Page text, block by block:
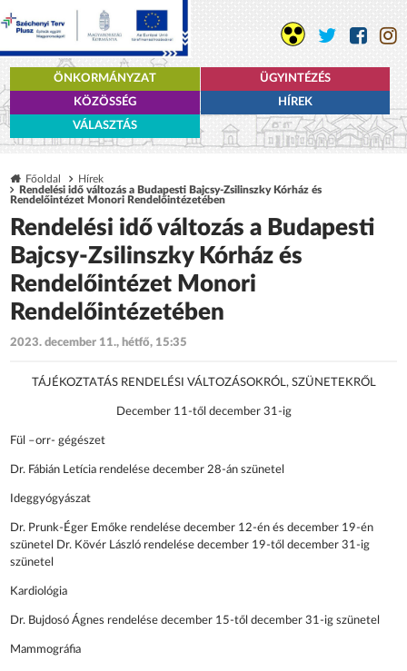
ÖNKORMÁNYZAT
ÜGYINTÉZÉS
KÖZÖSSÉG
HÍREK
VÁLASZTÁS
Főoldal
Hírek
Rendelési idő változás a Budapesti Bajcsy-Zsilinszky Kórház és
Rendelőintézet Monori Rendelőintézetében
Rendelési idő változás a Budapesti
Bajcsy-Zsilinszky Kórház és
Rendelőintézet Monori
Rendelőintézetében
2023. december 11., hétfő, 15:35
TÁJÉKOZTATÁS RENDELÉSI VÁLTOZÁSOKRÓL, SZÜNETEKRŐL
December 11-től december 31-ig
Fül –orr- gégészet
Dr. Fábián Letícia rendelése december 28-án szünetel
Ideggyógyászat
Dr. Prunk-Éger Emőke rendelése december 12-én és december 19-én
szünetel Dr. Kövér László rendelése december 19-től december 31-ig
szünetel
Kardiológia
Dr. Bujdosó Ágnes rendelése december 15-től december 31-ig szünetel
Mammográfia